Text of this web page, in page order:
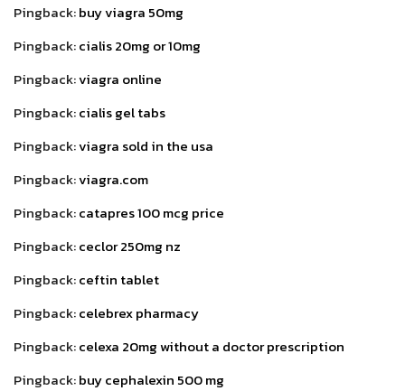
Pingback:buy viagra 50mg
Pingback:cialis 20mg or 10mg
Pingback:viagra online
Pingback:cialis gel tabs
Pingback:viagra sold in the usa
Pingback:viagra.com
Pingback:catapres 100 mcg price
Pingback:ceclor 250mg nz
Pingback:ceftin tablet
Pingback:celebrex pharmacy
Pingback:celexa 20mg without a doctor prescription
Pingback:buy cephalexin 500 mg